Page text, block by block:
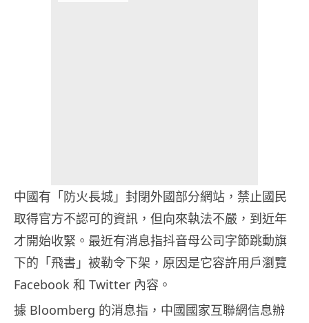
中國有「防火長城」封閉外國部分網站，禁止國民
取得官方不認可的資訊，但向來執法不嚴，到近年
才開始收緊。最近有消息指抖音母公司字節跳動旗
下的「飛書」被勒令下架，原因是它容許用戶瀏覽
Facebook 和 Twitter 內容。
據 Bloomberg 的消息指，中國國家互聯網信息辦